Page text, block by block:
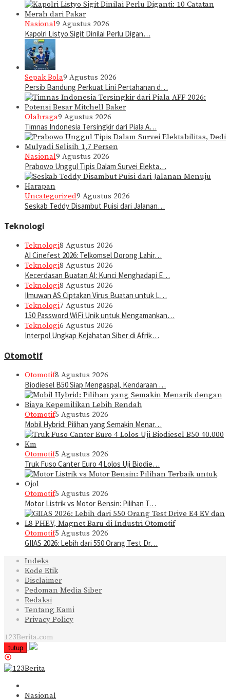
Nasional9 Agustus 2026
Kapolri Listyo Sigit Dinilai Perlu Digan…
Sepak Bola9 Agustus 2026
Persib Bandung Perkuat Lini Pertahanan d…
Olahraga9 Agustus 2026
Timnas Indonesia Tersingkir dari Piala A…
Nasional9 Agustus 2026
Prabowo Unggul Tipis Dalam Survei Elekta…
Uncategorized9 Agustus 2026
Seskab Teddy Disambut Puisi dari Jalanan…
Teknologi
Teknologi8 Agustus 2026
AI Cinefest 2026: Telkomsel Dorong Lahir…
Teknologi8 Agustus 2026
Kecerdasan Buatan AI: Kunci Menghadapi E…
Teknologi8 Agustus 2026
Ilmuwan AS Ciptakan Virus Buatan untuk L…
Teknologi7 Agustus 2026
150 Password WiFi Unik untuk Mengamankan…
Teknologi6 Agustus 2026
Interpol Ungkap Kejahatan Siber di Afrik…
Otomotif
Otomotif8 Agustus 2026
Biodiesel B50 Siap Mengaspal, Kendaraan …
Otomotif5 Agustus 2026
Mobil Hybrid: Pilihan yang Semakin Menar…
Otomotif5 Agustus 2026
Truk Fuso Canter Euro 4 Lolos Uji Biodie…
Otomotif5 Agustus 2026
Motor Listrik vs Motor Bensin: Pilihan T…
Otomotif5 Agustus 2026
GIIAS 2026: Lebih dari 550 Orang Test Dr…
Indeks
Kode Etik
Disclaimer
Pedoman Media Siber
Redaksi
Tentang Kami
Privacy Policy
123Berita.com
tutup
Nasional